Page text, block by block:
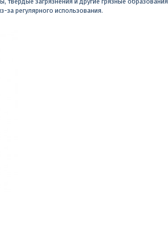
за регулярного использования.